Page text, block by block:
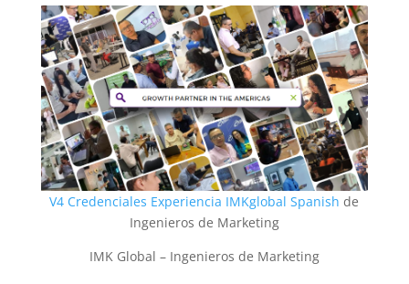
V4 Credenciales Experiencia IMKglobal Spanish de
Ingenieros de Marketing
IMK Global – Ingenieros de Marketing